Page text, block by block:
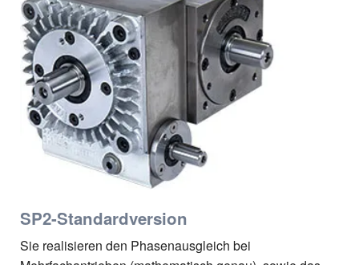
SP2-Standardversion
Sie realisieren den Phasenausgleich bei